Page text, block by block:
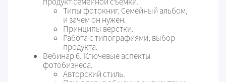
Типы фотокниг. Семейный альбом,
и зачем он нужен.
Принципы верстки.
Работа с типографиями, выбор
продукта.
Вебинар 6. Ключевые аспекты
фотобизнеса.
Авторский стиль.